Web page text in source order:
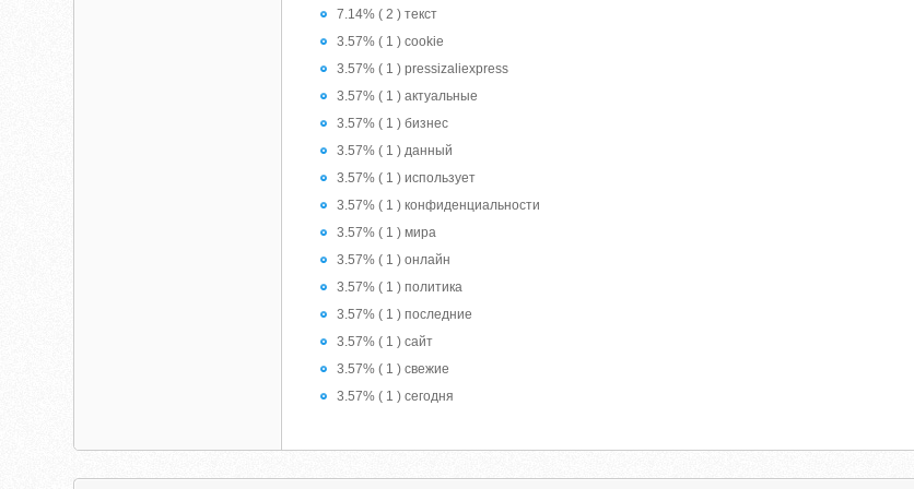
7.14% ( 2 ) текст
3.57% ( 1 ) cookie
3.57% ( 1 ) pressizaliexpress
3.57% ( 1 ) актуальные
3.57% ( 1 ) бизнес
3.57% ( 1 ) данный
3.57% ( 1 ) использует
3.57% ( 1 ) конфиденциальности
3.57% ( 1 ) мира
3.57% ( 1 ) онлайн
3.57% ( 1 ) политика
3.57% ( 1 ) последние
3.57% ( 1 ) сайт
3.57% ( 1 ) свежие
3.57% ( 1 ) сегодня